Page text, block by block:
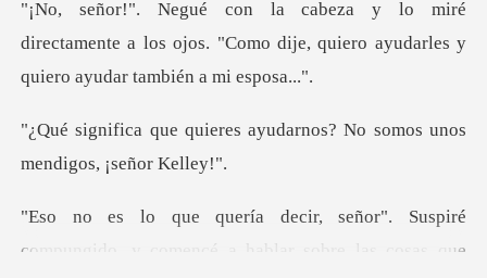
0
Recargar
Historia
irectamente a los ojos. "Como dije, quiero ayu
s ayudarnos? No somos unos
uspiré
compungido, y comencé a hablar sob